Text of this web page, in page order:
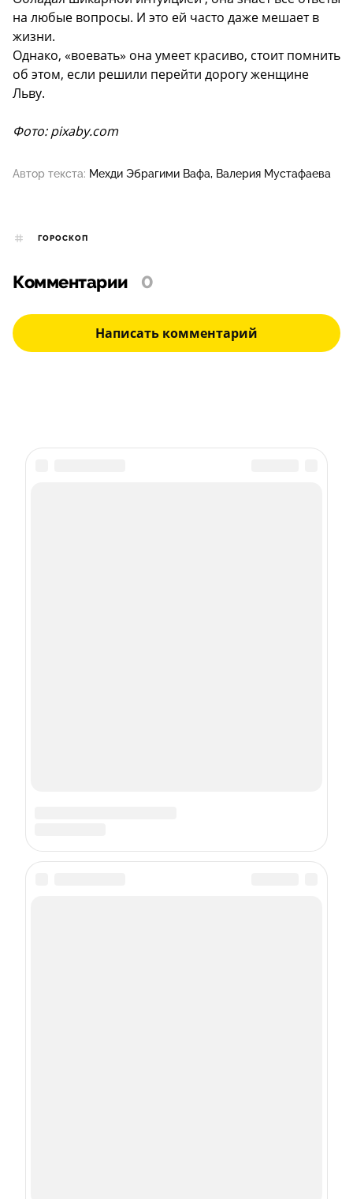
на любые вопросы. И это ей часто даже мешает в
жизни.
Однако, «воевать» она умеет красиво, стоит помнить
об этом, если решили перейти дорогу женщине
Льву.
Фото: pixaby.com
Автор текста: Мехди Эбрагими Вафа Валерия Мустафаева
ГОРОСКОП
Комментарии 0
Написать комментарий